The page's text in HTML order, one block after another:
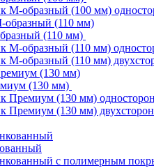
М-образный (100 мм)
(110 мм)
М-образный (110 мм)
М-образный (110 мм)
(130 мм)
Премиум (130 мм)
Премиум (130 мм)